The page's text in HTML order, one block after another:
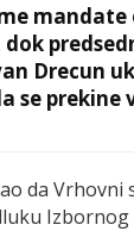
mandate
Drecun
prekine
da